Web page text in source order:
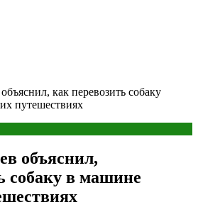
как перевозить собаку
путешествиях
объяснил,
собаку в машине